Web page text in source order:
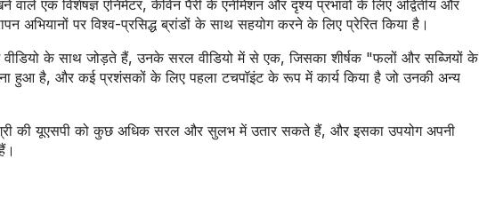
वाले एक विशेषज्ञ एनिमेटर, केविन पैरी के एनीमेशन और दृश्य प्रभावों के लिए अद्वितीय और
अभियानों पर विश्व-प्रसिद्ध ब्रांडों के साथ सहयोग करने के लिए प्रेरित किया है।
के साथ जोड़ते हैं, उनके सरल वीडियो में से एक, जिसका शीर्षक "फलों और सब्जियों के
हुआ है, और कई प्रशंसकों के लिए पहला टचपॉइंट के रूप में कार्य किया है जो उनकी अन्य
की यूएसपी को कुछ अधिक सरल और सुलभ में उतार सकते हैं, और इसका उपयोग अपनी